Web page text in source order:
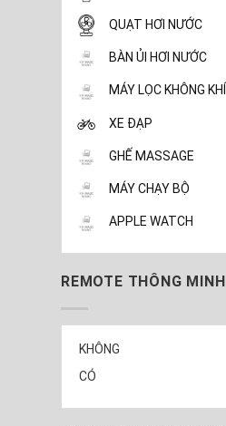
QUẠT HƠI NƯỚC
BÀN ỦI HƠI NƯỚC
MÁY LỌC KHÔNG KHÍ
XE ĐẠP
GHẾ MASSAGE
MÁY CHẠY BỘ
APPLE WATCH
REMOTE THÔNG MINH
KHÔNG
CÓ